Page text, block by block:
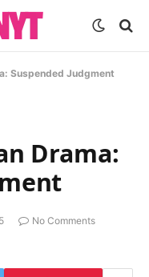
Suspended Judgment
Drama:
No Comments